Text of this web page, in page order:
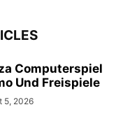
Computerspiel
Und Freispiele
5, 2026